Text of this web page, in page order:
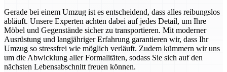
Gerade bei einem Umzug ist es entscheidend, dass alles reibungslos
abläuft. Unsere Experten achten dabei auf jedes Detail, um Ihre
Möbel und Gegenstände sicher zu transportieren. Mit moderner
Ausrüstung und langjähriger Erfahrung garantieren wir, dass Ihr
Umzug so stressfrei wie möglich verläuft. Zudem kümmern wir uns
um die Abwicklung aller Formalitäten, sodass Sie sich auf den
nächsten Lebensabschnitt freuen können.